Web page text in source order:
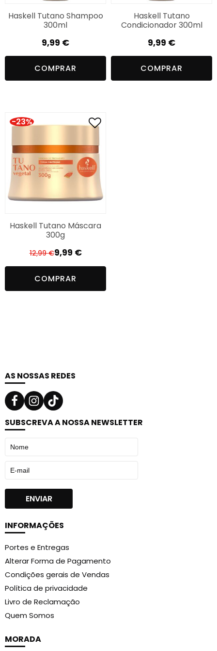
Haskell Tutano Shampoo
300ml
9,99 €
COMPRAR
Haskell Tutano
Condicionador 300ml
9,99 €
COMPRAR
-23%
Haskell Tutano Máscara
300g
12,99€O
preço
original
era:
9,99 €
O
preço
atual
é:
COMPRAR
AS NOSSAS REDES
SUBSCREVA A NOSSA NEWSLETTER
INFORMAÇÕES
Portes e Entregas
Alterar Forma de Pagamento
Condições gerais de Vendas
Política de privacidade
Livro de Reclamação
Quem Somos
MORADA